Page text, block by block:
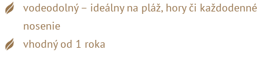
vodeodolný – ideálny na pláž, hory či každodenné
nosenie
vhodný od 1 roka